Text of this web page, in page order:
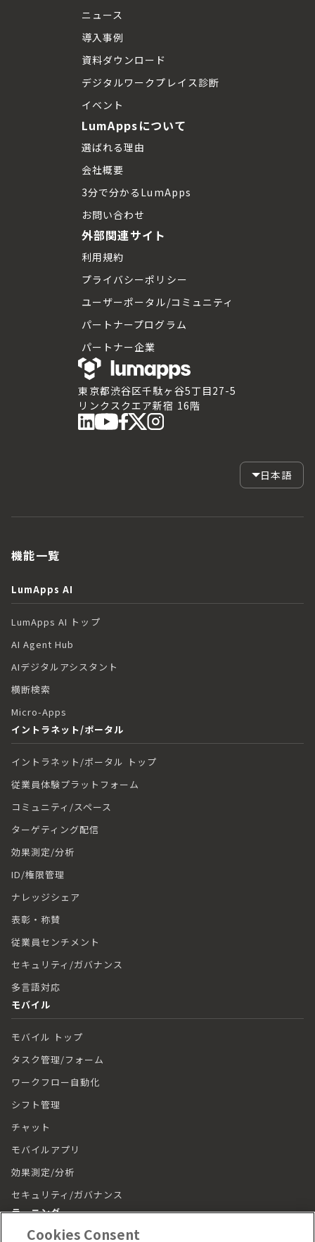
東京都渋谷区千駄ヶ谷5丁目27-5
リンクスクエア新宿 16階
ニュース
導入事例
資料ダウンロード
デジタルワークプレイス診断
イベント
LumAppsについて
選ばれる理由
会社概要
3分で分かるLumApps
お問い合わせ
外部関連サイト
利用規約
プライバシーポリシー
ユーザーポータル/コミュニティ
パートナープログラム
パートナー企業
日本語
機能一覧
LumApps AI
LumApps AI トップ
AI Agent Hub
AIデジタルアシスタント
横断検索
Micro-Apps
イントラネット/ポータル
イントラネット/ポータル トップ
従業員体験プラットフォーム
コミュニティ/スペース
ターゲティング配信
効果測定/分析
ID/権限管理
ナレッジシェア
表彰・称賛
従業員センチメント
セキュリティ/ガバナンス
多言語対応
モバイル
モバイル トップ
タスク管理/フォーム
ワークフロー自動化
シフト管理
チャット
モバイルアプリ
効果測定/分析
セキュリティ/ガバナンス
ラーニング
Cookies Consent